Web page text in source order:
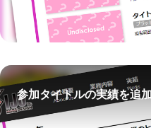
参加タイトルの実績を追